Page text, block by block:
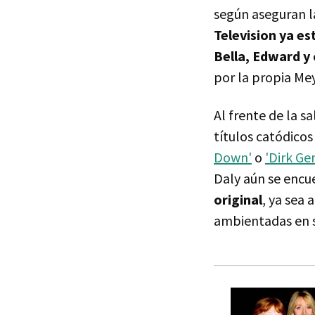
según aseguran
Television ya
Bella, Edward
por la propia
Al frente de la
títulos
Down' o 'Dirk
Daly aún se
original, ya sea
ambientadas en